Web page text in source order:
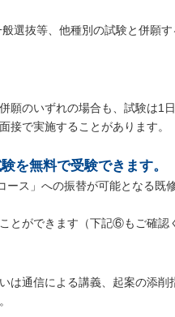
選抜等、他種別の試験と併願
願のいずれの場合も、試験は1日
で実施することがあります。
を無料で受験できます。
ス」への振替が可能となる既
とができます（下記⑥もご確認
は通信による講義、起案の添